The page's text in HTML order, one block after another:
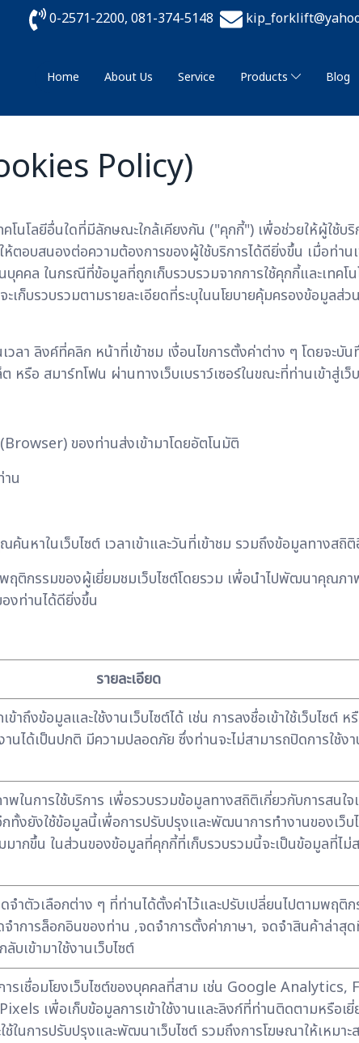
0-2571-2200, 081-374-5148
Home About Us Service Products Blog
Policy)
โลยีอื่นใดที่มีลักษณะใกล้เคียงกัน ("คุกกี้") เพื่อช่วยให้ผู้ใช้บริ
อบสนองต่อความต้องการของผู้ใช้บริการได้ดียิ่งขึ้น เมื่อท่านเ
คคล ในกรณีที่ข้อมูลที่ถูกเก็บรวบรวมจากการใช้คุกกี้และเทคโ
ก็บรวบรวมตามรายละเอียดที่ระบุในนโยบายคุ้มครองข้อมูลส่ว
ลา ลิงค์ที่คลิก หน้าที่เข้าชม เงื่อนไขการตั้งค่าต่าง ๆ โดยจะบัน
รือ สมาร์ทโฟน ผ่านทางเว็บเบราว์เซอร์ในขณะที่ท่านเข้าสู่เว็
(Browser) ของท่านส่งเข้ามาโดยอัตโนมัติ
น
หาในเว็บไซต์ เวลาเข้าและวันที่เข้าชม รวมถึงข้อมูลทางสถิ
ฤติกรรมของผู้เยี่ยมชมเว็บไซต์โดยรวม เพื่อนำไปพัฒนาคุณภา
งท่านได้ดียิ่งขึ้น
รายละเอียด
าถึงข้อมูลและใช้งานเว็บไซต์ได้ เช่น การลงชื่อเข้าใช้เว็บไซต์ ห
านได้เป็นปกติ มีความปลอดภัย ซึ่งท่านจะไม่สามารถปิดการใช้ง
พในการใช้บริการ เพื่อรวบรวมข้อมูลทางสถิติเกี่ยวกับการสนใจ
ทั้งยังใช้ข้อมูลนี้เพื่อการปรับปรุงและพัฒนาการทำงานของเว็บ
ากขึ้น ในส่วนของข้อมูลที่คุกกี้ที่เก็บรวบรวมนี้จะเป็นข้อมูลที่ไม่
ดจำตัวเลือกต่าง ๆ ที่ท่านได้ตั้งค่าไว้และปรับเปลี่ยนไปตามพฤติ
จำการล็อกอินของท่าน ,จดจำการตั้งค่าภาษา, จดจำสินค้าล่าสุ
บเข้ามาใช้งานเว็บไซต์
ารเชื่อมโยงเว็บไซต์ของบุคคลที่สาม เช่น Google Analytics,
เพื่อเก็บข้อมูลการเข้าใช้งานและลิงก์ที่ท่านติดตามหรือเยี่
ช้ในการปรับปรุงและพัฒนาเว็บไซต์ รวมถึงการโฆษณาให้เหมา